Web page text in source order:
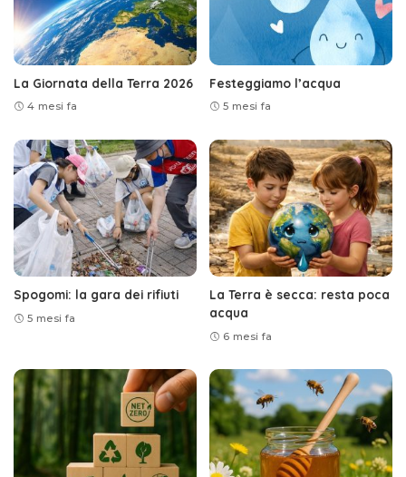
La Giornata della Terra 2026
4 mesi fa
Festeggiamo l’acqua
5 mesi fa
Spogomi: la gara dei rifiuti
5 mesi fa
La Terra è secca: resta poca
acqua
6 mesi fa